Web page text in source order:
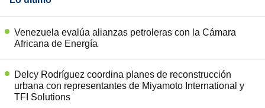
Venezuela evalúa alianzas petroleras con la Cámara
Africana de Energía
Delcy Rodríguez coordina planes de reconstrucción
urbana con representantes de Miyamoto International y
TFI Solutions